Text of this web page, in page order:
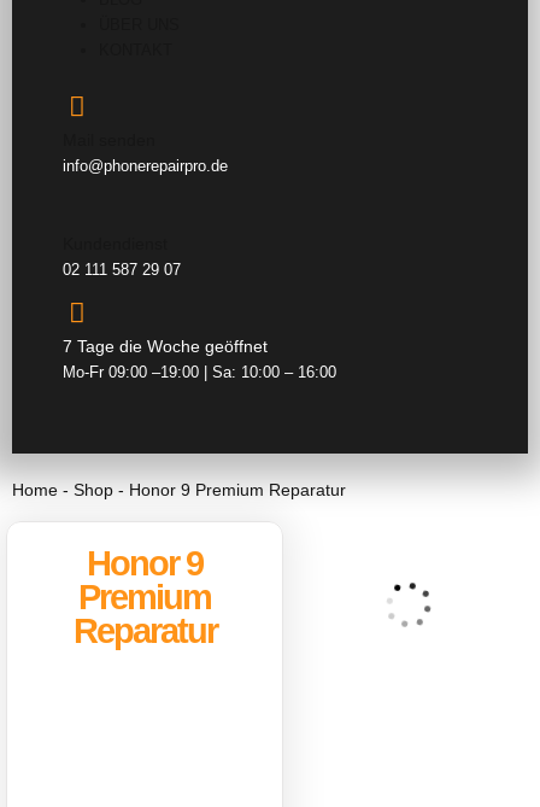
info@phonerepairpro.de
02 111 587 29 07
7 Tage die Woche geöffnet
Mo-Fr 09:00 –19:00 | Sa: 10:00 – 16:00
Home - Shop - Honor 9 Premium Reparatur
Honor 9
Premium
Reparatur